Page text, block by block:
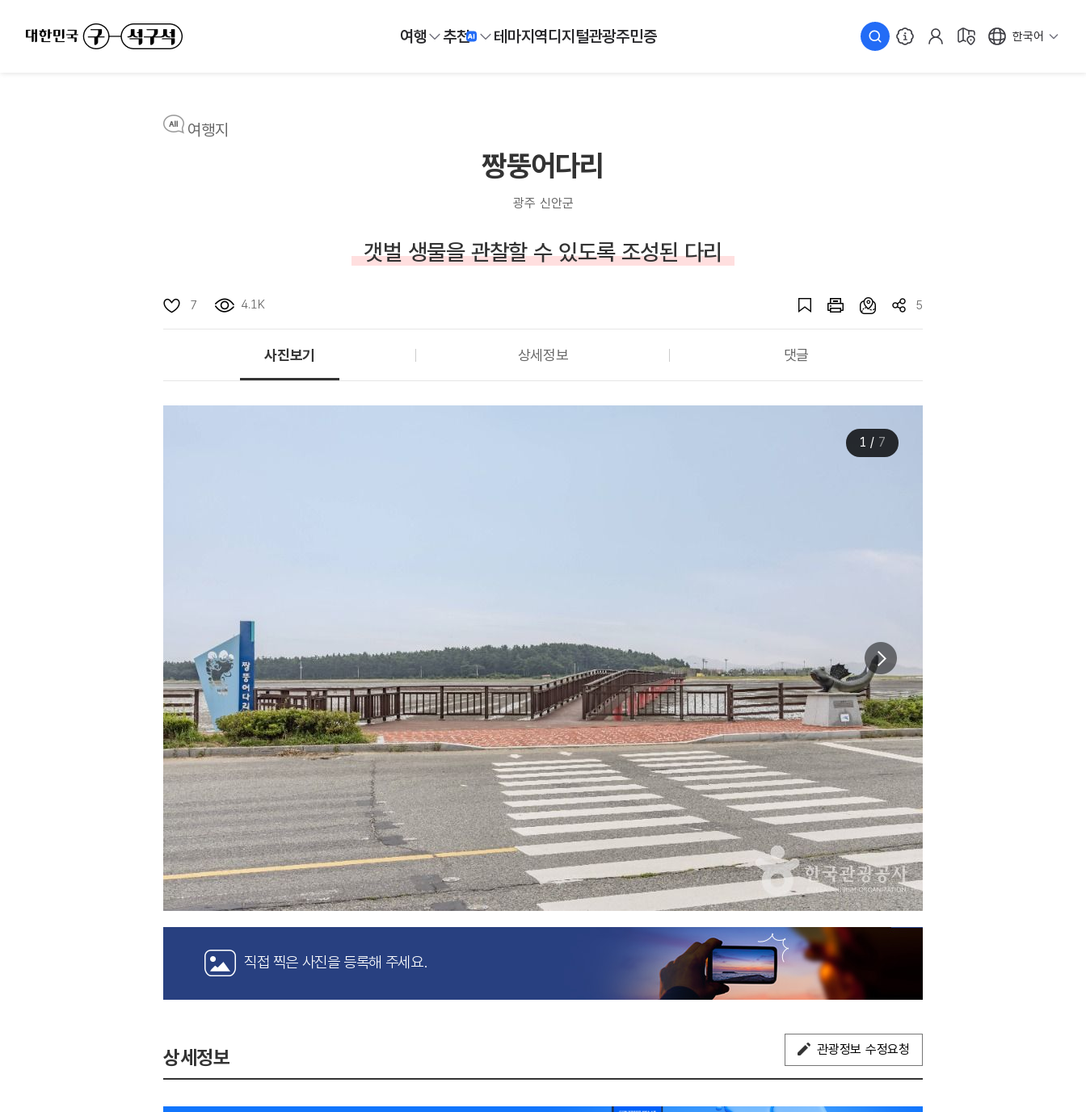
여행 추천 테마지역디지털관광주민증 한국어
여행지
짱뚱어다리
광주 신안군
갯벌 생물을 관찰할 수 있도록 조성된 다리
7 4.1K 5
사진보기 상세정보 댓글
1 / 7
직접 찍은 사진을 등록해 주세요.
상세정보 관광정보 수정요청